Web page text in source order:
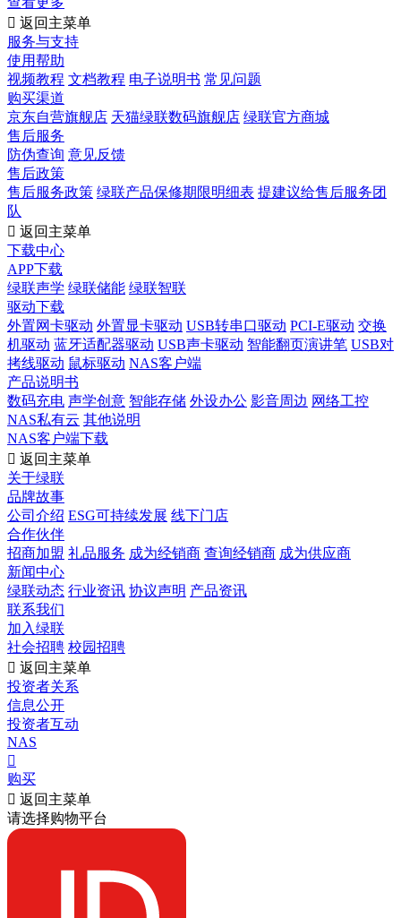
 返回主菜单
服务与支持
使用帮助
视频教程 文档教程 电子说明书 常见问题
购买渠道
京东自营旗舰店 天猫绿联数码旗舰店 绿联官方商城
售后服务
防伪查询 意见反馈
售后政策
售后服务政策 绿联产品保修期限明细表 提建议给售后服务团
队
 返回主菜单
下载中心
APP下载
绿联声学 绿联储能 绿联智联
驱动下载
外置网卡驱动 外置显卡驱动 USB转串口驱动 PCI-E驱动 交换
机驱动 蓝牙适配器驱动 USB声卡驱动 智能翻页演讲笔 USB对
拷线驱动 鼠标驱动 NAS客户端
产品说明书
数码充电 声学创意 智能存储 外设办公 影音周边 网络工控
NAS私有云 其他说明
NAS客户端下载
 返回主菜单
关于绿联
品牌故事
公司介绍 ESG可持续发展 线下门店
合作伙伴
招商加盟 礼品服务 成为经销商 查询经销商 成为供应商
新闻中心
绿联动态 行业资讯 协议声明 产品资讯
联系我们
加入绿联
社会招聘 校园招聘
 返回主菜单
投资者关系
信息公开
投资者互动
NAS

购买
 返回主菜单
请选择购物平台